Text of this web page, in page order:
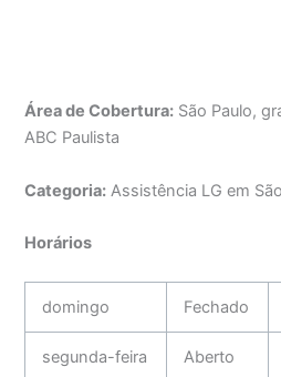
Área de Cobertura: São Paulo,
ABC Paulista
Categoria: Assistência LG em
Horários
domingo Fechado
segunda-feira Aberto